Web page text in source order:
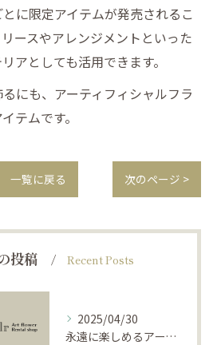
に限定アイテムが発売されるこ
ースやアレンジメントといった
アとしても活用できます。
にも、アーティフィシャルフラ
テムです。
一覧に戻る 次のページ >
投稿 Recent Posts
2025/04/30
永遠に楽しめるアーティフィシャルフラワーの使い方